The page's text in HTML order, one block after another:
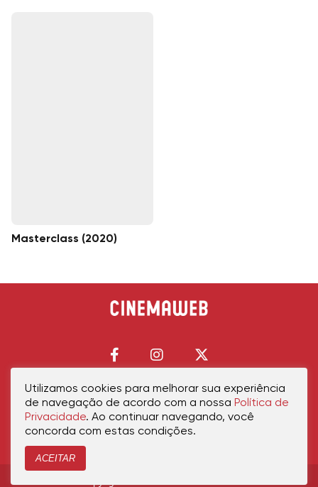
Masterclass (2020)
Início Política de Privacidade Política de Cookies Contato
Utilizamos cookies para melhorar sua experiência
de navegação de acordo com a nossa Política de
Privacidade. Ao continuar navegando, você
concorda com estas condições.
ACEITAR